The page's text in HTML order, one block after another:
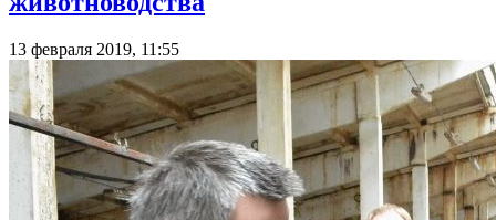
13 февраля 2019, 11:55